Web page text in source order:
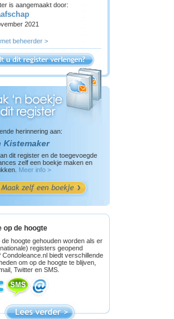
is aangemaakt door:
2021
beheerder >
herinnering aan:
Kistemaker
dit register en de toegevoegde
zelf een boekje maken en
Meer info >
op de hoogte
de hoogte gehouden worden als er
registers geopend
Condoleance.nl biedt verschillende
om op de hoogte te blijven,
Twitter en SMS.